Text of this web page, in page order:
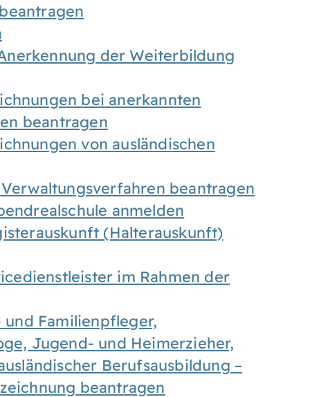
der Weiterbildung
bei anerkannten
beantragen
von ausländischen
beantragen
anmelden
(Halterauskunft)
im Rahmen der
Familienpfleger,
Jugend- und Heimerzieher,
Berufsausbildung –
beantragen